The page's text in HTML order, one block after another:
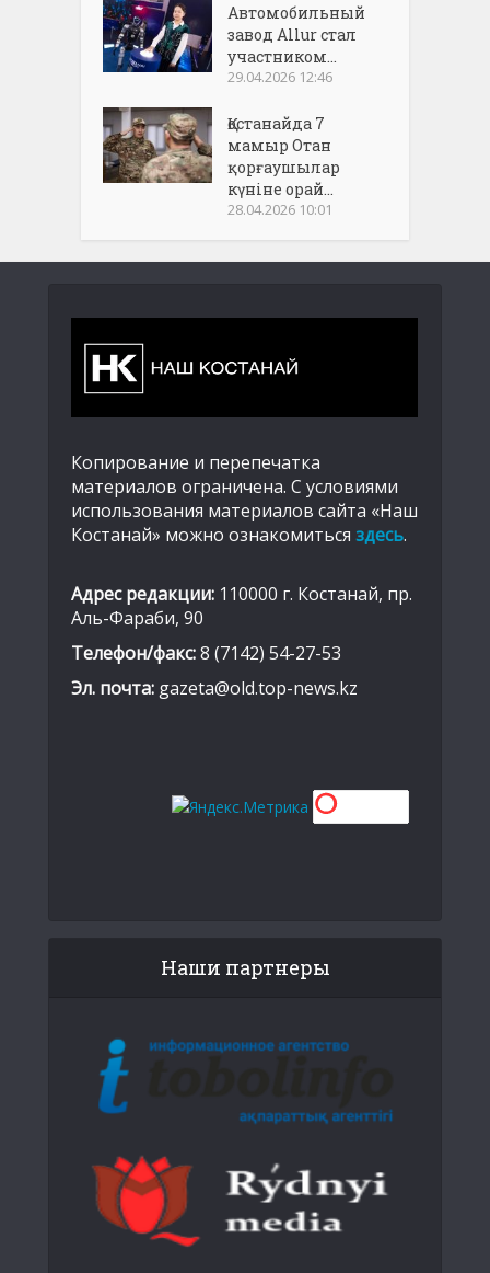
Автомобильный
завод Allur стал
участником...
29.04.2026 12:46
Қостанайда 7
мамыр Отан
қорғаушылар
күніне орай...
28.04.2026 10:01
Копирование и перепечатка
материалов ограничена. С условиями
использования материалов сайта «Наш
Костанай» можно ознакомиться здесь.
Адрес редакции: 110000 г. Костанай, пр.
Аль-Фараби, 90
Телефон/факс:8 (7142) 54-27-53
Эл. почта: gazeta@old.top-news.kz
Наши партнеры